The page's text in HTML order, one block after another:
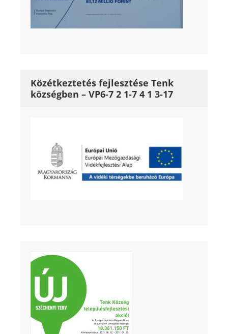
Közétkeztetés fejlesztése Tenk
községben – VP6-7 2 1-7 4 1 3-17